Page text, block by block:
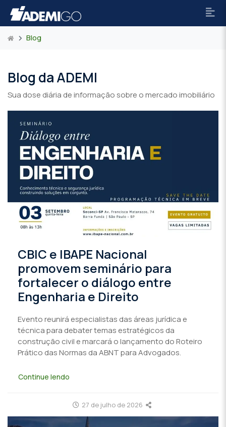
Blog
Blog da ADEMI
Sua dose diária de informação sobre o mercado imobiliário
CBIC e IBAPE Nacional
promovem seminário para
fortalecer o diálogo entre
Engenharia e Direito
Evento reunirá especialistas das áreas jurídica e
técnica para debater temas estratégicos da
construção civil e marcará o lançamento do Roteiro
Prático das Normas da ABNT para Advogados.
Continue lendo
27 de julho de 2026